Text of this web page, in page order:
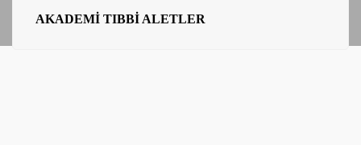
AKADEMİ TIBBİ ALETLER